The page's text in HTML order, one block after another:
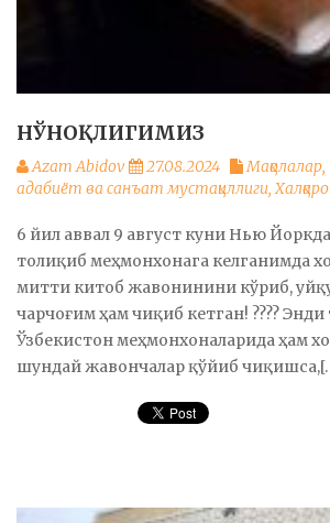
НЎНОҚЛИГИМИЗ
Azam Abidov 27.08.2024 Мақолалар,
адабиёт ва санъат мустақиллиги,
6 йил аввал 9 август куни Нью
толиқиб меҳмонхонага келганимда
митти китоб жавонинини кўриб,
чарчоғим ҳам чиқиб кетган! ????
Ўзбекистон меҳмонхоналарида ҳам
шундай жавончалар қўйиб